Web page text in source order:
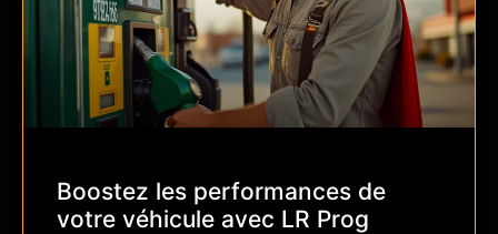
Boostez les performances de
votre véhicule avec LR Prog